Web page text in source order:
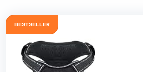
BESTSELLER